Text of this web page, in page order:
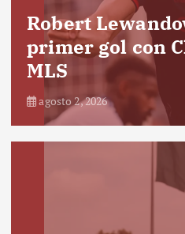
Robert
primer gol con
MLS
agosto 2, 2026